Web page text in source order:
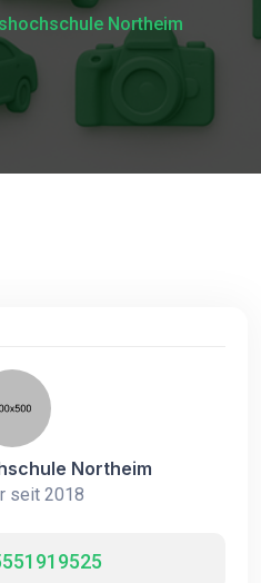
Northeim
Northeim
seit 2018